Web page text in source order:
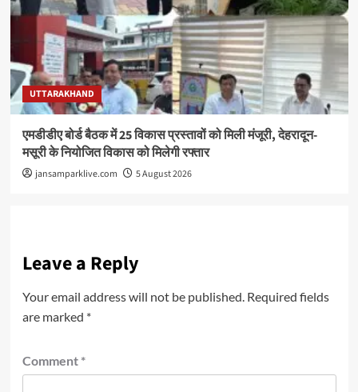
UTTARAKHAND
एमडीडीए बोर्ड बैठक में 25 विकास प्रस्तावों को मिली मंजूरी, देहरादून-
मसूरी के नियोजित विकास को मिलेगी रफ्तार
jansamparklive.com 5 August 2026
Leave a Reply
Your email address will not be published. Required fields
are marked *
Comment *